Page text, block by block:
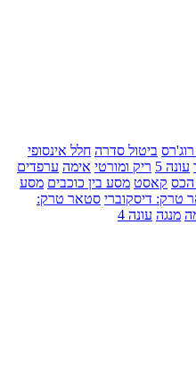
ביטול סדרה חלל אינסופי
עונה 5 ריק ומורטי אימה ערפדים
קאסט מסע בין כוכבים מסע
טרק: דיסקוברי סטאר טרק:
מנגה עונה 4